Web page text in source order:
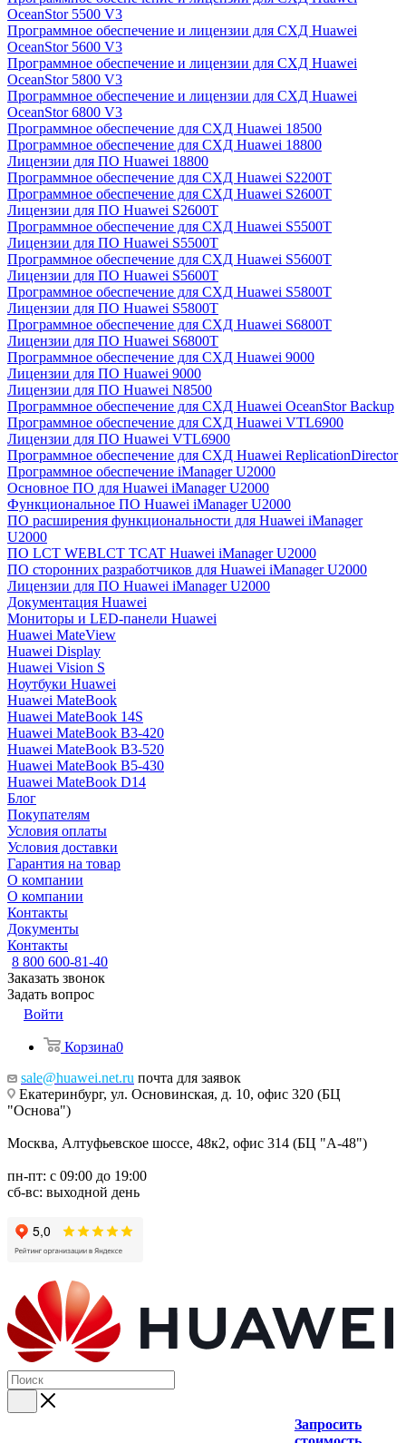
OceanStor 5500 V3
Программное обеспечение и лицензии для СХД Huawei
OceanStor 5600 V3
Программное обеспечение и лицензии для СХД Huawei
OceanStor 5800 V3
Программное обеспечение и лицензии для СХД Huawei
OceanStor 6800 V3
Программное обеспечение для СХД Huawei 18500
Программное обеспечение для СХД Huawei 18800
Лицензии для ПО Huawei 18800
Программное обеспечение для СХД Huawei S2200T
Программное обеспечение для СХД Huawei S2600T
Лицензии для ПО Huawei S2600T
Программное обеспечение для СХД Huawei S5500T
Лицензии для ПО Huawei S5500T
Программное обеспечение для СХД Huawei S5600T
Лицензии для ПО Huawei S5600T
Программное обеспечение для СХД Huawei S5800T
Лицензии для ПО Huawei S5800T
Программное обеспечение для СХД Huawei S6800T
Лицензии для ПО Huawei S6800T
Программное обеспечение для СХД Huawei 9000
Лицензии для ПО Huawei 9000
Лицензии для ПО Huawei N8500
Программное обеспечение для СХД Huawei OceanStor Backup
Программное обеспечение для СХД Huawei VTL6900
Лицензии для ПО Huawei VTL6900
Программное обеспечение для СХД Huawei ReplicationDirector
Программное обеспечение iManager U2000
Основное ПО для Huawei iManager U2000
Функциональное ПО Huawei iManager U2000
ПО расширения функциональности для Huawei iManager
U2000
ПО LCT WEBLCT TCAT Huawei iManager U2000
ПО сторонних разработчиков для Huawei iManager U2000
Лицензии для ПО Huawei iManager U2000
Документация Huawei
Мониторы и LED-панели Huawei
Huawei MateView
Huawei Display
Huawei Vision S
Ноутбуки Huawei
Huawei MateBook
Huawei MateBook 14S
Huawei MateBook B3-420
Huawei MateBook B3-520
Huawei MateBook B5-430
Huawei MateBook D14
Блог
Покупателям
Условия оплаты
Условия доставки
Гарантия на товар
О компании
О компании
Контакты
Документы
Контакты
8 800 600-81-40
Заказать звонок
Задать вопрос
Войти
Корзина0
sale@huawei.net.ru почта для заявок
Екатеринбург, ул. Основинская, д. 10, офис 320 (БЦ
"Основа")
Москва, Алтуфьевское шоссе, 48к2, офис 314 (БЦ "А-48")
пн-пт: с 09:00 до 19:00
сб-вс: выходной день
Запросить